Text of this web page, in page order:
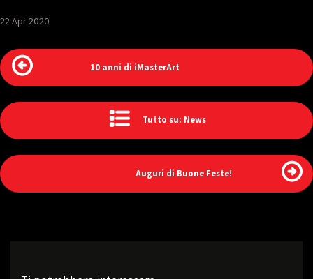
22 Apr 2020
10 anni di iMasterArt
Tutto su: News
Auguri di Buone Feste!